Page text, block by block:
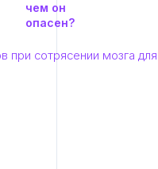
чем он
опасен?